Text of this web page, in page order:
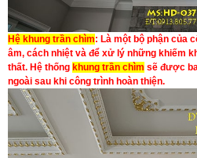
Hệ khung trần chìm: Là một bộ phận của
âm, cách nhiệt và để xử lý những khiếm
thất. Hệ thống khung trần chìm sẽ được
ngoài sau khi công trình hoàn thiện.